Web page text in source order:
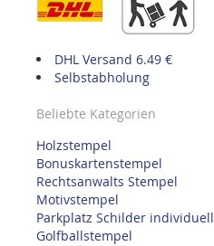
DHL Versand 6.49 €
Selbstabholung
Beliebte Kategorien
Holzstempel
Bonuskartenstempel
Rechtsanwalts Stempel
Motivstempel
Parkplatz Schilder individuell
Golfballstempel